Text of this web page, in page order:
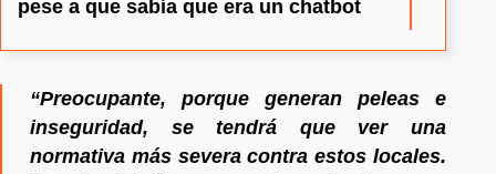
pese a que sabía que era un chatbot
“Preocupante, porque generan peleas e
inseguridad, se tendrá que ver una
normativa más severa contra estos locales.